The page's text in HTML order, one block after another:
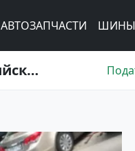
АВТОЗАПЧАСТИ ШИНЫ
Купить Chevrolet Нива 1700 см3 МКПП (120 л.с.) Бензин инжектор в Новороссийск: цвет Серый Внедорожник 2005 года по цене 192000 рублей, объявление №1656 на сайте Авторынок23